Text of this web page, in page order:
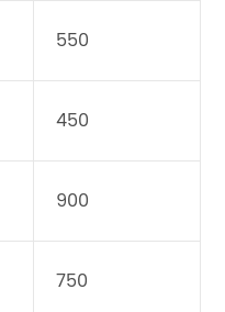
550
450
900
750